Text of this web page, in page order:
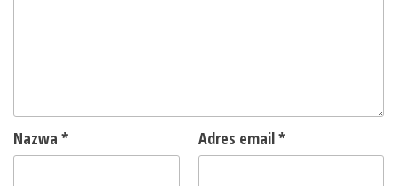
Nazwa * Adres email*